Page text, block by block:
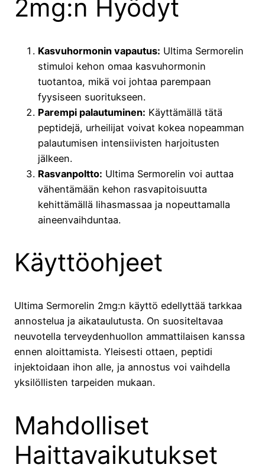
2mg:n Hyödyt
Kasvuhormonin vapautus: Ultima Sermorelin
stimuloi kehon omaa kasvuhormonin
tuotantoa, mikä voi johtaa parempaan
fyysiseen suoritukseen.
Parempi palautuminen: Käyttämällä tätä
peptidejä, urheilijat voivat kokea nopeamman
palautumisen intensiivisten harjoitusten
jälkeen.
Rasvanpoltto: Ultima Sermorelin voi auttaa
vähentämään kehon rasvapitoisuutta
kehittämällä lihasmassaa ja nopeuttamalla
aineenvaihduntaa.
Käyttöohjeet
Ultima Sermorelin 2mg:n käyttö edellyttää tarkkaa
annostelua ja aikataulutusta. On suositeltavaa
neuvotella terveydenhuollon ammattilaisen kanssa
ennen aloittamista. Yleisesti ottaen, peptidi
injektoidaan ihon alle, ja annostus voi vaihdella
yksilöllisten tarpeiden mukaan.
Mahdolliset
Haittavaikutukset